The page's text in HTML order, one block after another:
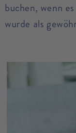
buchen, wenn
wurde als